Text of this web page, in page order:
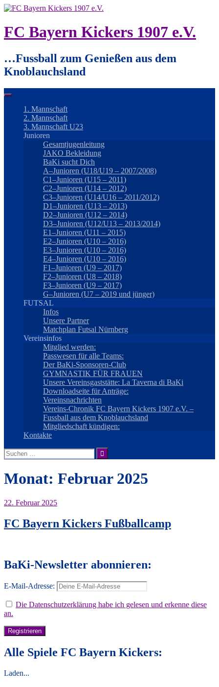
Springe
Inhalt
FC Bayern Kickers 1907 e.V.
…Fussball zum Genießen aus dem
Knoblauchsland
1. Mannschaft
2. Mannschaft
3. Mannschaft U23
Junioren
Gesamtjugenleitung
JAKO Bekleidung
BaKi sucht Dich
A–Junioren (U18/U19 – 2007/2008)
C1–Junioren (U15 – 2011)
C2–Junioren (U14 – 2012)
C3–Junioren (U14/U16 – 2011/2012)
D1–Junioren (U13 – 2013)
D2–Junioren (U12 – 2014)
D3–Junioren (U12/U13 – 2013/2014)
E1–Junioren (U11 – 2015)
E2–Junioren (U10 – 2016)
E3–Junioren (U10 – 2016)
E4–Junioren (U10 – 2016)
F1–Junioren (U9 – 2017)
F2–Junioren (U8 – 2018)
F3–Junioren (U9 – 2017)
G–Junioren (U7 – 2019 und jünger)
FUTSAL
Infos
Unsere Partner
Matchplan Futsal Nürnberg
Vereinsinfos
Mitglied werden:
Passwesen für alle Teams:
Der BaKi-Sponsoren-Club
GYMNASTIK FÜR FRAUEN
Unsere Vereinsgaststätte: La Taverna di BaKi
Downloadseite für Anträge:
Vereinsnachrichten
Vereins-Chronik FC Bayern Kickers 1907 e.V. –
Fussball aus dem Knoblauchsland
Mitgliedschaft kündigen:
Kontakte
Suche
nach:
Monat: Februar 2025
22. Februar 2025
FC Bayern Kickers Fußballcamp
BaKi-Newsletter abonnieren:
E-Mail-Adresse:
Die Datenschutzerklärung habe ich gelesen und erkenne diese
an.
Alle Spiele FC Bayern Kickers:
Laden...